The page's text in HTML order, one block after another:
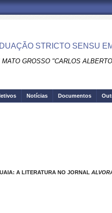
STRICTO SENSU
GROSSO "CARLOS
Notícias Documentos
A LITERATURA NO JORNAL